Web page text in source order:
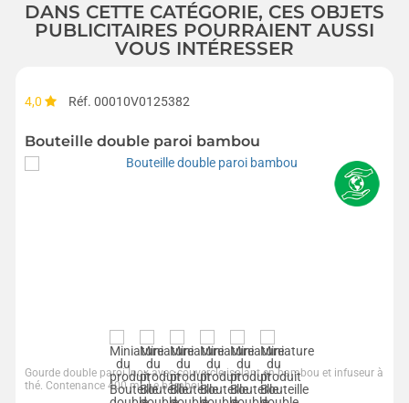
DANS CETTE CATÉGORIE, CES OBJETS
PUBLICITAIRES POURRAIENT AUSSI
VOUS INTÉRESSER
4,0 Réf. 00010V0125382
Bouteille double paroi bambou
Gourde double paroi Inox avec couvercle isolant en bambou et infuseur à
thé. Contenance 400 ml. Le bambou...